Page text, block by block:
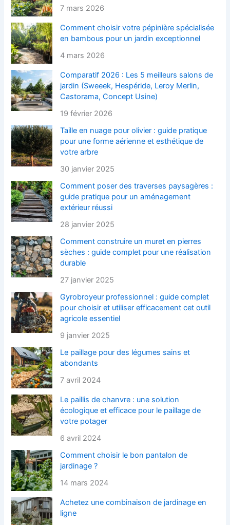
7 mars 2026
Comment choisir votre pépinière spécialisée
en bambous pour un jardin exceptionnel
4 mars 2026
Comparatif 2026 : Les 5 meilleurs salons de
jardin (Sweeek, Hespéride, Leroy Merlin,
Castorama, Concept Usine)
19 février 2026
Taille en nuage pour olivier : guide pratique
pour une forme aérienne et esthétique de
votre arbre
30 janvier 2025
Comment poser des traverses paysagères :
guide pratique pour un aménagement
extérieur réussi
28 janvier 2025
Comment construire un muret en pierres
sèches : guide complet pour une réalisation
durable
27 janvier 2025
Gyrobroyeur professionnel : guide complet
pour choisir et utiliser efficacement cet outil
agricole essentiel
9 janvier 2025
Le paillage pour des légumes sains et
abondants
7 avril 2024
Le paillis de chanvre : une solution
écologique et efficace pour le paillage de
votre potager
6 avril 2024
Comment choisir le bon pantalon de
jardinage ?
14 mars 2024
Achetez une combinaison de jardinage en
ligne